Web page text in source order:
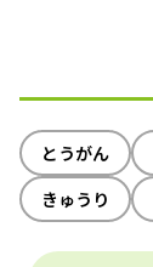
とうがん
きゅうり